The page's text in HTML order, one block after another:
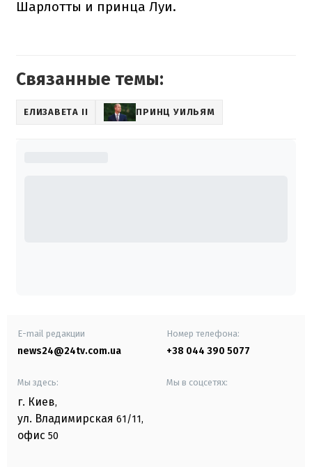
Шарлотты и принца Луи.
Связанные темы:
ЕЛИЗАВЕТА II ПРИНЦ УИЛЬЯМ
E-mail редакции
news24@24tv.com.ua
Номер телефона:
+38 044 390 5077
Мы здесь:
г. Киев,
ул. Владимирская 61/11,
офис 50
Мы в соцсетях: